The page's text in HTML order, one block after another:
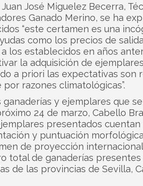
José Miguelez Becerra,
Ganado Merino, se ha
“este certamen es una
como los precios de
los establecidos en años
la adquisición de
a priori las expectativas son
razones climatológicas”.
ganaderías y ejemplares que
24 de marzo, Cabello
presentados cuentan
y puntuación
de proyección
total de ganaderías
de las provincias de Sevilla,